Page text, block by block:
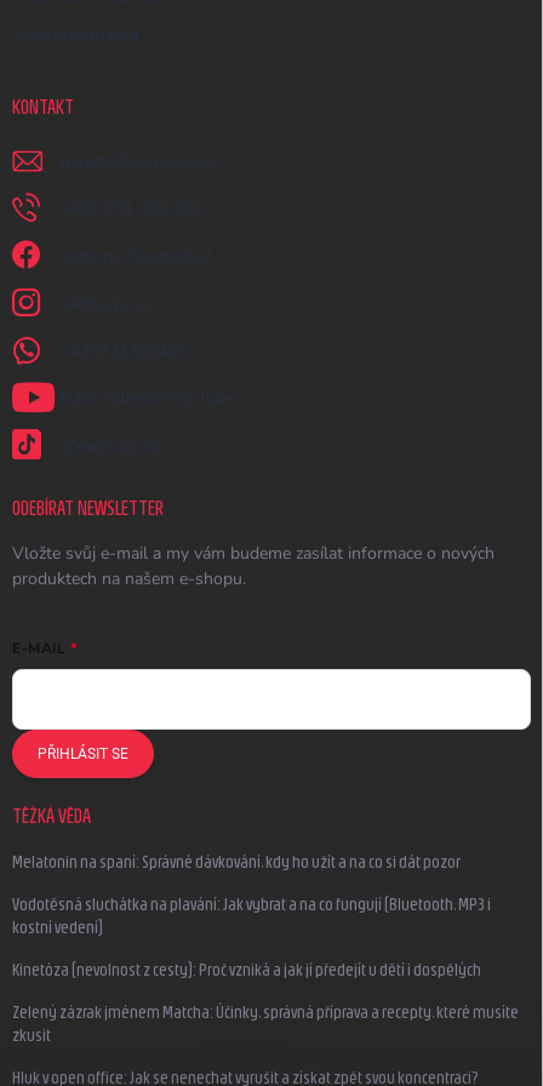
Moje objednávka
KONTAKT
napiste @ earplugs.cz
+420 731 389 483
Jsme na Facebooku!
earplugs_cz
+420731389483
Naše videa na YouTube
@earplugs.cz
ODEBÍRAT NEWSLETTER
Vložte svůj e-mail a my vám budeme zasílat informace o nových
produktech na našem e-shopu.
E-MAIL
PŘIHLÁSIT SE
TĚŽKÁ VĚDA
Melatonin na spaní: Správné dávkování, kdy ho užít a na co si dát pozor
Vodotěsná sluchátka na plavání: Jak vybrat a na co fungují (Bluetooth, MP3 i
kostní vedení)
Kinetóza (nevolnost z cesty): Proč vzniká a jak jí předejít u dětí i dospělých
Zelený zázrak jménem Matcha: Účinky, správná příprava a recepty, které musíte
zkusit
Hluk v open office: Jak se nenechat vyrušit a získat zpět svou koncentraci?